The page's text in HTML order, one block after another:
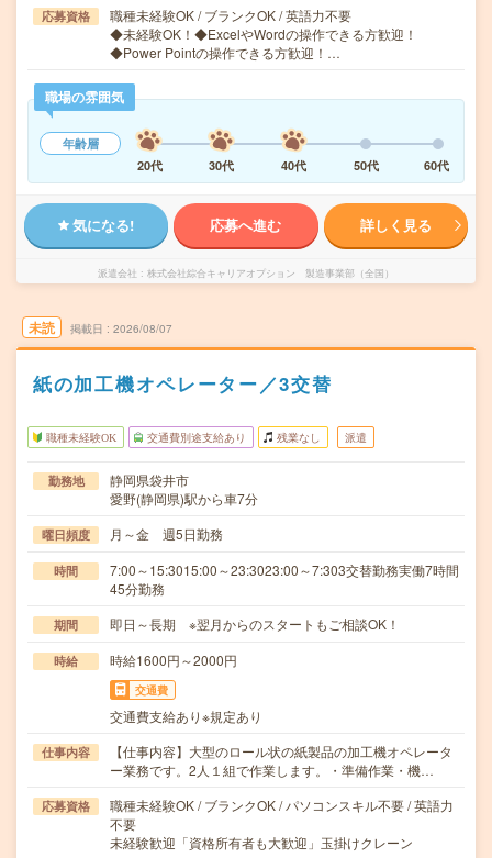
応募資格
職種未経験OK / ブランクOK / 英語力不要
◆未経験OK！◆ExcelやWordの操作できる方歓迎！
◆Power Pointの操作できる方歓迎！…
職場の雰囲気
年齢層
20代
30代 40代 50代 60代
気になる! 応募へ進む 詳しく見る
派遣会社 株式会社綜合キャリアオプション 製造事業部（全国）
未読 掲載日 2026/08/07
紙の加工機オペレーター／3交替
職種未経験OK 交通費別途支給あり 残業なし 派遣
勤務地
静岡県袋井市
愛野(静岡県)駅から車7分
曜日頻度 月～金 週5日勤務
時間
7:00～15:3015:00～23:3023:00～7:303交替勤務実働7時間
45分勤務
期間 即日～長期 ※翌月からのスタートもご相談OK！
時給 時給1600円～2000円
交通費
交通費支給あり※規定あり
仕事内容
【仕事内容】大型のロール状の紙製品の加工機オペレータ
ー業務です。2人１組で作業します。・準備作業・機…
応募資格
職種未経験OK / ブランクOK / パソコンスキル不要 / 英語力
不要
未経験歓迎「資格所有者も大歓迎」玉掛けクレーン